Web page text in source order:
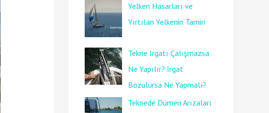
Yelken Hasarları ve
Yırtılan Yelkenin Tamiri
Tekne Irgatı Çalışmazsa
Ne Yapılır? Irgat
Bozulursa Ne Yapmalı?
Teknede Dümen Arızaları